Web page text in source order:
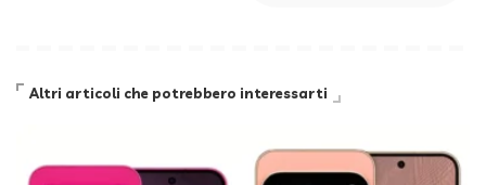
Altri articoli che potrebbero interessarti